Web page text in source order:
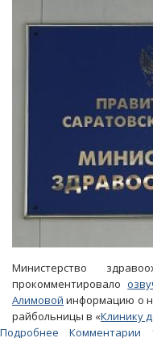
Министерство
прокомментировало
Алимовой информацию о
райбольницы в «Клинику
Подробнее
Комментарии